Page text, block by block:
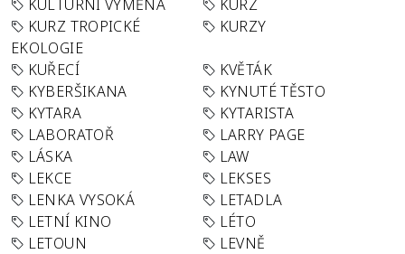
KULTURNÍ VÝMĚNA
KURZ
KURZ TROPICKÉ
EKOLOGIE
KURZY
KUŘECÍ
KVĚTÁK
KYBERŠIKANA
KYNUTÉ TĚSTO
KYTARA
KYTARISTA
LABORATOŘ
LARRY PAGE
LÁSKA
LAW
LEKCE
LEKSES
LENKA VYSOKÁ
LETADLA
LETNÍ KINO
LÉTO
LETOUN
LEVNĚ